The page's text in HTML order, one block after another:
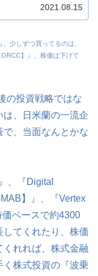
2021.08.15
少しずつ買ってるのは、
】』、株価は下げて
の投資戦略ではな
、日米蘭の一流企
、当面なんとかな
、『Digital
】』、『Vertex
ベースで約4300
てくれたり、株価
れれば、株式金融
く株式投資の『波乗